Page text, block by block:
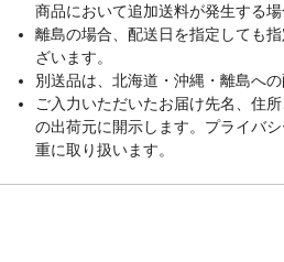
商品において追加送料が発生する場
離島の場合、配送日を指定しても
ざいます。
別送品は、北海道・沖縄・離島への
ご入力いただいたお届け先名、住
の出荷元に開示します。プライバ
重に取り扱います。